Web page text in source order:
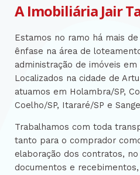
A Imobiliária Jair
Estamos no ramo há mais
ênfase na área de
administração de imóveis em
Localizados na cidade de
atuamos em Holambra/SP,
Coelho/SP, Itararé/SP e
Trabalhamos com toda
tanto para o comprador
elaboração dos contratos,
documentos e